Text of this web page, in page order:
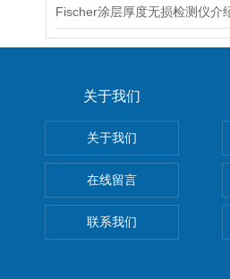
Fischer涂层厚度无损检测仪介
关于我们
关于我们
在线留言
联系我们